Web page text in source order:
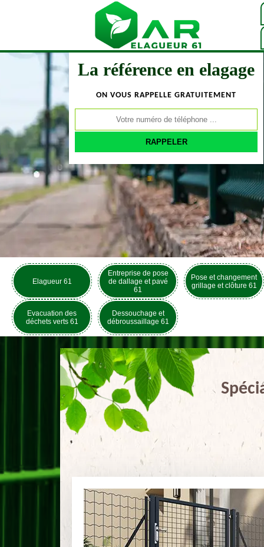
La référence en elagage
ON VOUS RAPPELLE GRATUITEMENT
Elagueur 61
Entreprise de pose
de dallage et pavé
61
Pose et changement
grillage et clôture 61
Evacuation des
déchets verts 61
Dessouchage et
débroussaillage 61